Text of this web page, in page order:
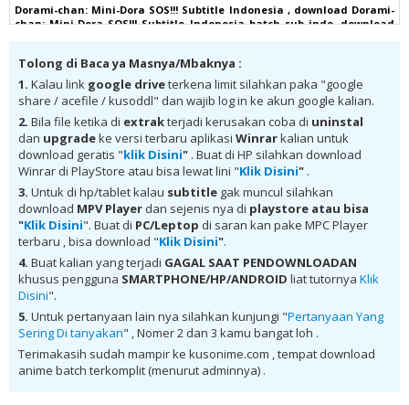
Dorami-chan: Mini-Dora SOS!!! Subtitle Indonesia , download Dorami-
chan: Mini-Dora SOS!!! Subtitle Indonesia batch sub indo, download
Dorami-chan: Mini-Dora SOS!!! Subtitle Indonesia batch subtitle
indonesia, Dorami-chan: Mini-Dora SOS!!! Subtitle Indonesia batch
mp4, Dorami-chan: Mini-Dora SOS!!! Subtitle Indonesia bd, Dorami-
chan: Mini-Dora SOS!!! Subtitle Indonesia kurogaze, Dorami-chan:
Mini-Dora SOS!!! Subtitle Indonesia anibatch, Dorami-chan: Mini-Dora
SOS!!! Subtitle Indonesia animeindo, Dorami-chan: Mini-Dora SOS!!!
Subtitle Indonesia samehadaku , donwload anime Dorami-chan:
Mini-Dora SOS!!! Subtitle Indonesia batch , donwload Dorami-chan:
Mini-Dora SOS!!! Subtitle Indonesia sub indo, download Dorami-chan:
Mini-Dora SOS!!! Subtitle Indonesia batch google drive, download
Dorami-chan: Mini-Dora SOS!!! Subtitle Indonesia batch Mega ,
donwload Dorami-chan: Mini-Dora SOS!!! Subtitle Indonesia MKV 480P ,
donwload Dorami-chan: Mini-Dora SOS!!! Subtitle Indonesia MKV 720P ,
donwload Dorami-chan: Mini-Dora SOS!!! Subtitle Indonesia ,
donwload Dorami-chan: Mini-Dora SOS!!! Subtitle Indonesia anime
batch, donwload Dorami-chan: Mini-Dora SOS!!! Subtitle Indonesia sub
indo, donwload Dorami-chan: Mini-Dora SOS!!! Subtitle Indonesia ,
donwload Dorami-chan: Mini-Dora SOS!!! Subtitle Indonesia batch sub
indo , download anime Dorami-chan: Mini-Dora SOS!!! Subtitle
Indonesia , anime Dorami-chan: Mini-Dora SOS!!! Subtitle Indonesia ,
download anime mp4 , mkv , 3gp sub indo , download anime sub indo ,
download anime sub indo Dorami-chan: Mini-Dora SOS!!! Subtitle
Indonesia
Tolong di Baca ya Masnya/Mbaknya :
1. Kalau link google driveterkena limit silahkan paka "google
share / acefile / kusoddl" dan wajib log in ke akun google kalian.
2. Bila file ketika di extrakterjadi kerusakan coba di uninstal
dan upgradeke versi terbaru aplikasi Winrarkalian untuk
download geratis "klik Disini" . Buat di HP silahkan download
Winrar di PlayStore atau bisa lewat lini "Klik Disini" .
3. Untuk di hp/tablet kalau subtitle gak muncul silahkan
download MPV Player dan sejenis nya di playstore atau bisa
"Klik Disini". Buat di PC/Leptop di saran kan pake MPC Player
terbaru , bisa download "Klik Disini".
4. Buat kalian yang terjadi GAGAL SAAT PENDOWNLOADAN
khusus pengguna SMARTPHONE/HP/ANDROID liat tutornya Klik
Disini".
5. Untuk pertanyaan lain nya silahkan kunjungi "Pertanyaan Yang
Sering Di tanyakan" , Nomer 2 dan 3 kamu bangat loh .
Terimakasih sudah mampir ke kusonime.com , tempat download
anime batch terkomplit (menurut adminnya) .